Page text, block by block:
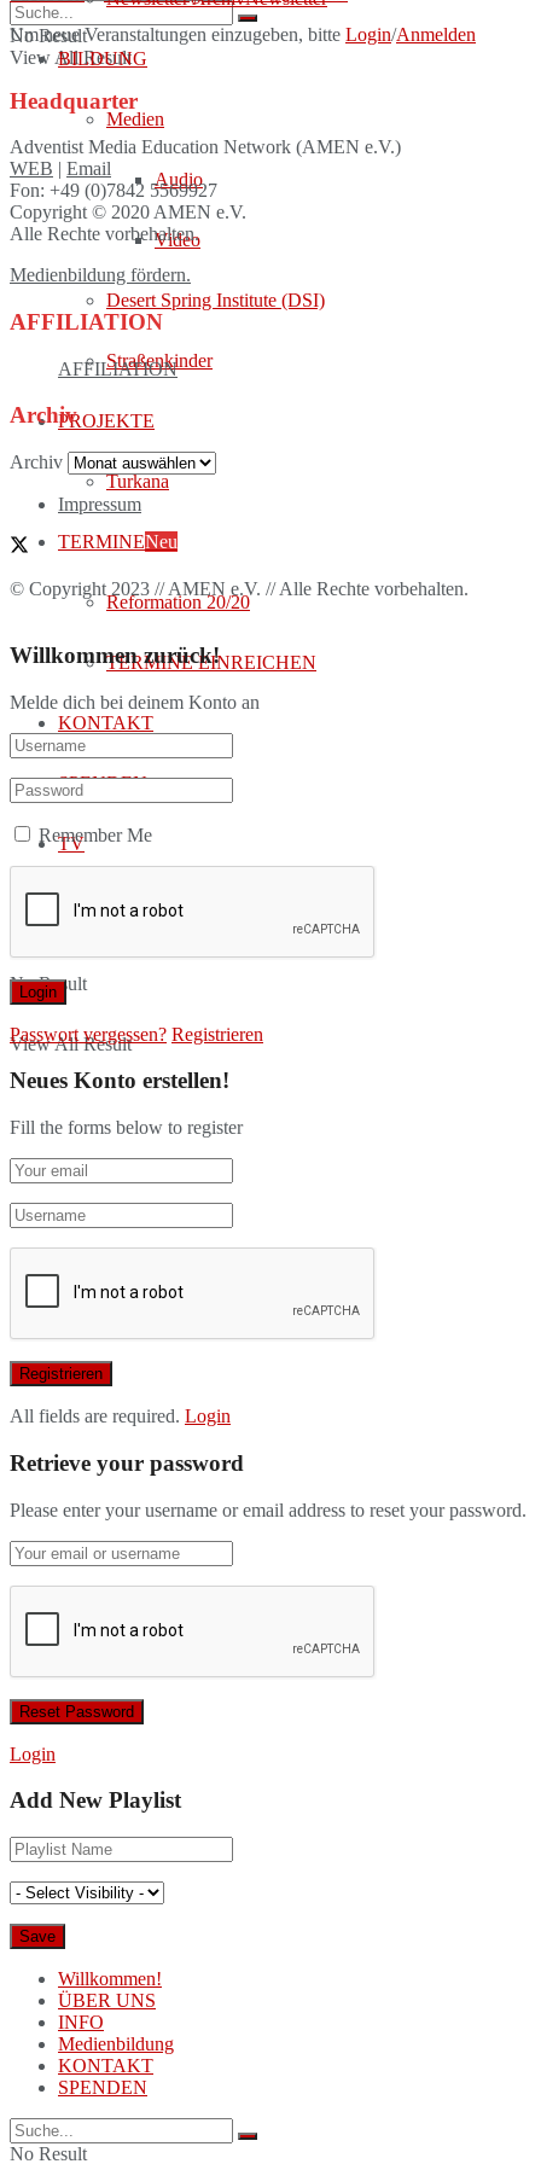
No Result
View All Result
BILDUNG
Medien
Audio
Video
Desert Spring Institute (DSI)
Straßenkinder
PROJEKTE
Turkana
TERMINENeu
Reformation 20/20
TERMINE EINREICHEN
KONTAKT
SPENDEN
TV
No Result
View All Result
Um neue Veranstaltungen einzugeben, bitte Login/Anmelden
Headquarter
Adventist Media Education Network (AMEN e.V.)
WEB | Email
Fon: +49 (0)7842 5569927
Copyright © 2020 AMEN e.V.
Alle Rechte vorbehalten.
Medienbildung fördern.
AFFILIATION
AFFILIATION
Archiv
Archiv
Impressum
© Copyright 2023 // AMEN e.V. // Alle Rechte vorbehalten.
Willkommen zurück!
Melde dich bei deinem Konto an
Remember Me
Passwort vergessen? Registrieren
Neues Konto erstellen!
Fill the forms below to register
All fields are required. Login
Retrieve your password
Please enter your username or email address to reset your password.
Login
Add New Playlist
Willkommen!
ÜBER UNS
INFO
Medienbildung
KONTAKT
SPENDEN
No Result